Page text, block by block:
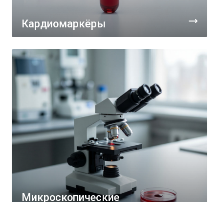
Кардиомаркёры
Микроскопические